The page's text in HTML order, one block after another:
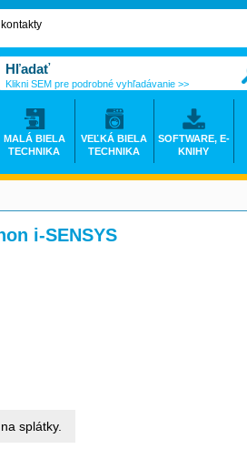
i-SENSYS
splátky.
Klikni SEM pre podrobné vyhľadávanie >>
MALÁ BIELA
TECHNIKA
VEĽKÁ BIELA
TECHNIKA
SOFTWARE, E-
KNIHY